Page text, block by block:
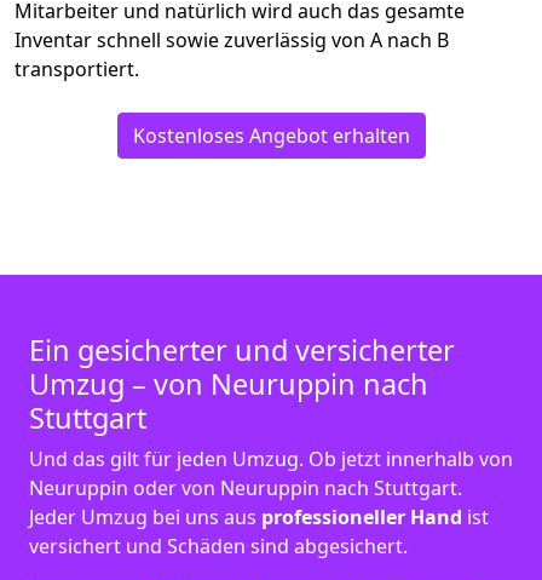
Mitarbeiter und natürlich wird auch das gesamte
Inventar schnell sowie zuverlässig von A nach B
transportiert.
Kostenloses Angebot erhalten
Ein gesicherter und versicherter
Umzug – von Neuruppin nach
Stuttgart
Und das gilt für jeden Umzug. Ob jetzt innerhalb von
Neuruppin oder von Neuruppin nach Stuttgart.
Jeder Umzug bei uns aus professioneller Hand ist
versichert und Schäden sind abgesichert.